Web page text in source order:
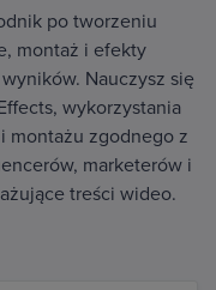
po tworzeniu
montaż i efekty
Nauczysz się
wykorzystania
montażu zgodnego z
marketerów i
treści wideo.